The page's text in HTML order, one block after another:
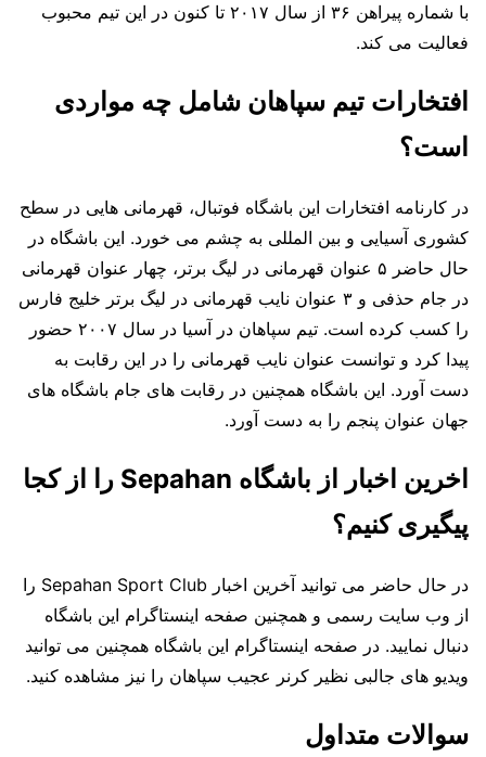
با شماره پیراهن ۳۶ از سال ۲۰۱۷ تا کنون در این تیم محبوب
فعالیت می کند.
افتخارات تیم سپاهان شامل چه مواردی
است؟
در کارنامه افتخارات این باشگاه فوتبال، قهرمانی هایی در سطح
کشوری آسیایی و بین المللی به چشم می خورد. این باشگاه در
حال حاضر ۵ عنوان قهرمانی در لیگ برتر، چهار عنوان قهرمانی
در جام حذفی و ۳ عنوان نایب قهرمانی در لیگ برتر خلیج فارس
را کسب کرده است. تیم سپاهان در آسیا در سال ۲۰۰۷ حضور
پیدا کرد و توانست عنوان نایب قهرمانی را در این رقابت به
دست آورد. این باشگاه همچنین در رقابت های جام باشگاه های
جهان عنوان پنجم را به دست آورد.
اخرین اخبار از باشگاه Sepahan را از کجا
پیگیری کنیم؟
در حال حاضر می توانید آخرین اخبار Sepahan Sport Club را
از وب سایت رسمی و همچنین صفحه اینستاگرام این باشگاه
دنبال نمایید. در صفحه اینستاگرام این باشگاه همچنین می توانید
ویدیو های جالبی نظیر کرنر عجیب سپاهان را نیز مشاهده کنید.
سوالات متداول